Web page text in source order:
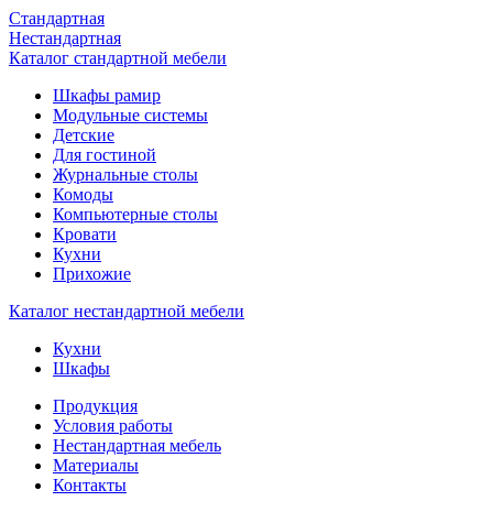
Стандартная
Нестандартная
Каталог стандартной мебели
Шкафы рамир
Модульные системы
Детские
Для гостиной
Журнальные столы
Комоды
Компьютерные столы
Кровати
Кухни
Прихожие
Каталог нестандартной мебели
Кухни
Шкафы
Продукция
Условия работы
Нестандартная мебель
Материалы
Контакты